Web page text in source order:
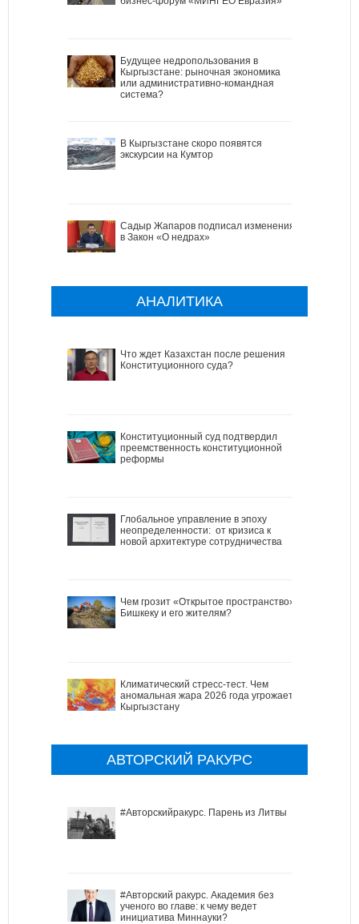
Будущее недропользования в
Кыргызстане: рыночная экономика
или административно-командная
система?
В Кыргызстане скоро появятся
экскурсии на Кумтор
Садыр Жапаров подписал изменения
в Закон «О недрах»
АНАЛИТИКА
Что ждет Казахстан после решения
Конституционного суда?
Конституционный суд подтвердил
преемственность конституционной
реформы
Глобальное управление в эпоху
неопределенности: от кризиса к
новой архитектуре сотрудничества
Чем грозит «Открытое пространство»
Бишкеку и его жителям?
Климатический стресс-тест. Чем
аномальная жара 2026 года угрожает
Кыргызстану
АВТОРСКИЙ РАКУРС
#Авторскийракурс. Парень из Литвы
#Авторский ракурс. Академия без
ученого во главе: к чему ведет
инициатива Миннауки?